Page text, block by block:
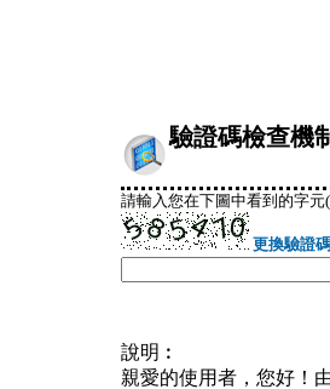
驗證碼檢查機
請輸入您在下圖中看到的字
更換驗證碼
說明︰
親愛的使用者，您好！